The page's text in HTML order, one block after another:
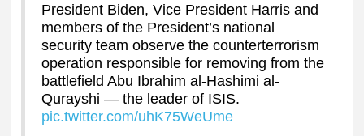
President Biden, Vice President Harris and
members of the President’s national
security team observe the counterterrorism
operation responsible for removing from the
battlefield Abu Ibrahim al-Hashimi al-
Qurayshi — the leader of ISIS.
pic.twitter.com/uhK75WeUme